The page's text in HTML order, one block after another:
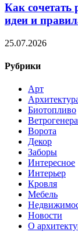
Как сочетать
идеи и
25.07.2026
Рубрики
Арт
Биотопливо
Ворота
Декор
Заборы
Интересное
Интерьер
Кровля
Мебель
Новости
О